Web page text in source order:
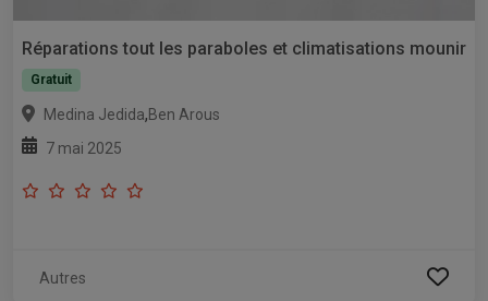
Réparations tout les paraboles et climatisations mounir
Gratuit
Medina Jedida,Ben Arous
7 mai 2025
Autres